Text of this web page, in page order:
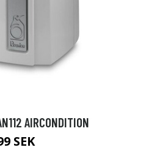
AIRCONDITION
SEK